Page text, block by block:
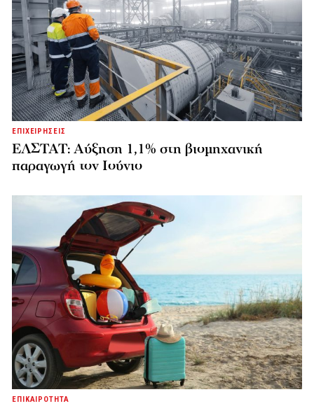
ΕΠΙΧΕΙΡΗΣΕΙΣ
ΕΛΣΤΑΤ: Αύξηση 1,1% στη βιομηχανική
παραγωγή τον Ιούνιο
ΕΠΙΚΑΙΡΟΤΗΤΑ